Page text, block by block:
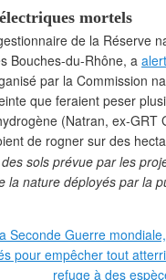
mortels
de la Réserve
Bouches-du-Rhône, a
par la Commission
que feraient peser
(Natran, ex-GRT
de rogner sur des
des sols prévue par les
la nature déployés par la